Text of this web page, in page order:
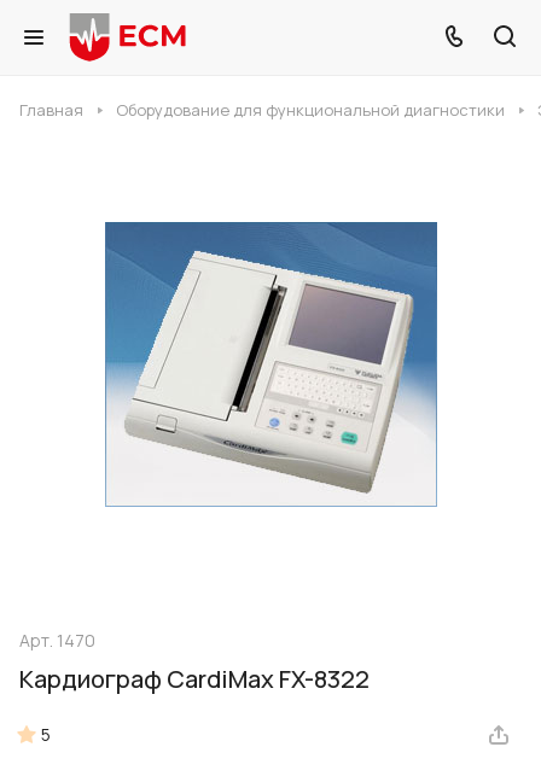
Главная Оборудование для функциональной диагностики
Арт. 1470
Кардиограф CardiMax FX-8322
5